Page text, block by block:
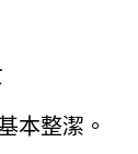
本整潔。